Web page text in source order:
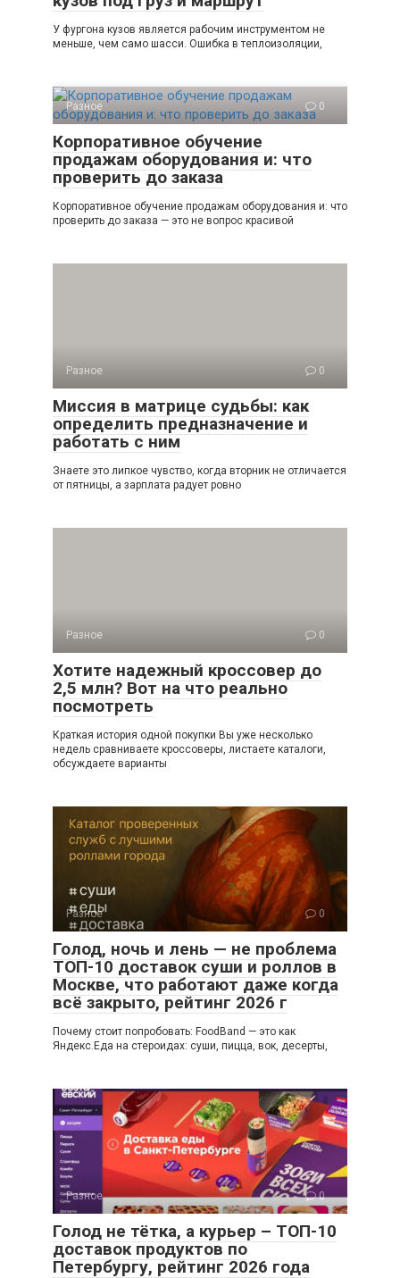
У фургона кузов является рабочим инструментом не
меньше, чем само шасси. Ошибка в теплоизоляции,
Разное 0
Корпоративное обучение
продажам оборудования и: что
проверить до заказа
Корпоративное обучение продажам оборудования и: что
проверить до заказа — это не вопрос красивой
Разное 0
Миссия в матрице судьбы: как
определить предназначение и
работать с ним
Знаете это липкое чувство, когда вторник не отличается
от пятницы, а зарплата радует ровно
Разное 0
Хотите надежный кроссовер до
2,5 млн? Вот на что реально
посмотреть
Краткая история одной покупки Вы уже несколько
недель сравниваете кроссоверы, листаете каталоги,
обсуждаете варианты
Разное 0
Голод, ночь и лень — не проблема
ТОП-10 доставок суши и роллов в
Москве, что работают даже когда
всё закрыто, рейтинг 2026 г
Почему стоит попробовать: FoodBand — это как
Яндекс.Еда на стероидах: суши, пицца, вок, десерты,
Разное 0
Голод не тётка, а курьер – ТОП-10
доставок продуктов по
Петербургу, рейтинг 2026 года